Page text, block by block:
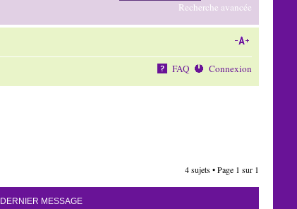
Recherche avancée
FAQ Connexion
4 sujets • Page 1 sur 1
DERNIER MESSAGE